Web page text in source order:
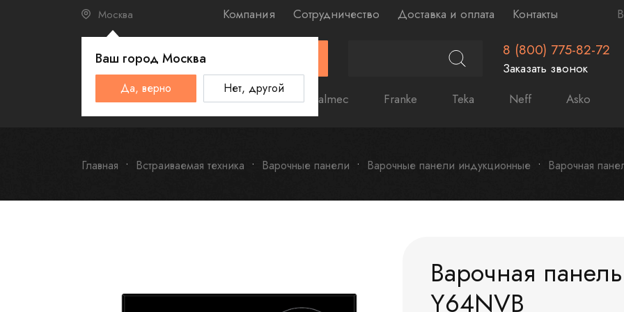
Москва
Ваш город Москва
Да, верно Нет, другой
Компания Сотрудничество Доставка и оплата Контакты
8 (800) 775-82-72
Заказать звонок
Schulthess Smeg Omoikiri Falmec Franke Teka Neff Asko
Главная Встраиваемая техника Варочные панели Варочные панели индукционные Варочная
Варочная
Y64NVB